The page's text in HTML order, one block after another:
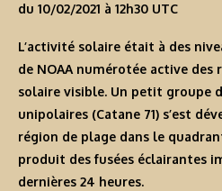
du 10/02/2021 à 12h30 UTC
L’activité solaire était à des
de NOAA numérotée active des
solaire visible. Un petit groupe
unipolaires (Catane 71) s’est
région de plage dans le
produit des fusées éclairantes
dernières 24 heures.